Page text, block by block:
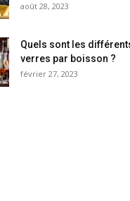
août 28, 2023
Quels sont les
verres par boisson ?
février 27, 2023